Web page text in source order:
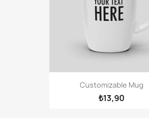
Customizable Mug
₺13,90